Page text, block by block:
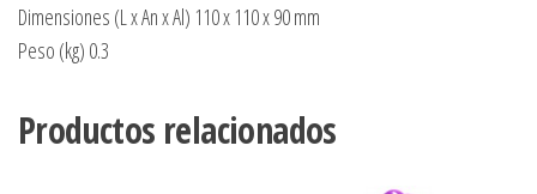
Dimensiones (L x An x Al) 110 x 110 x 90 mm
Peso (kg) 0.3
Productos relacionados